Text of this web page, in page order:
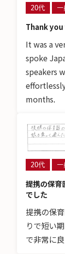
20代 一
Thank
It was a
spoke
speakers
months.
20代 一
提携の保育
でした
提携の保
りで短い
で非常に良